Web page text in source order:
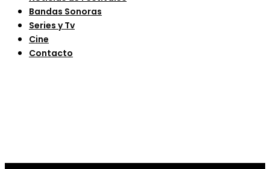
Bandas Sonoras
Series y Tv
Cine
Contacto